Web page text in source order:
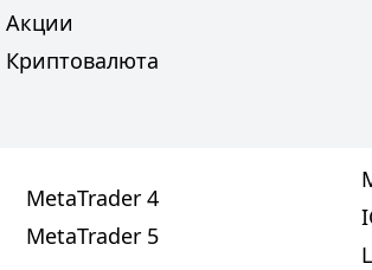
Акции
Криптовалюта
MetaTrader 4
MetaTrader 5